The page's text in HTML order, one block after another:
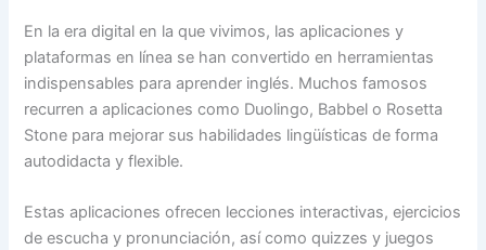
En la era digital en la que vivimos, las aplicaciones y
plataformas en línea se han convertido en herramientas
indispensables para aprender inglés. Muchos famosos
recurren a aplicaciones como Duolingo, Babbel o Rosetta
Stone para mejorar sus habilidades lingüísticas de forma
autodidacta y flexible.
Estas aplicaciones ofrecen lecciones interactivas, ejercicios
de escucha y pronunciación, así como quizzes y juegos